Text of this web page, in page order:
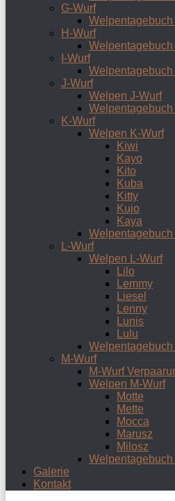
G-Wurf
Welpentagebuch
H-Wurf
Welpentagebuch
I-Wurf
Welpentagebuch
J-Wurf
Welpen J-Wurf
Welpentagebuch
K-Wurf
Welpen K-Wurf
Kiwi
Kayo
Kito
Kuba
Kitty
Kujo
Kaya
Welpentagebuch
L-Wurf
Welpen L-Wurf
Lilo
Lemmy
Liesel
Lenny
Lunis
Lulu
Welpentagebuch
M-Wurf
M-Wurf
Welpen M-Wurf
Motte
Mette
Mocca
Marusz
Milosz
Welpentagebuch
Galerie
Kontakt